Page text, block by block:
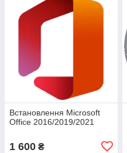
Встановлення Microsoft
Office 2016/2019/2021
1 600 ₴